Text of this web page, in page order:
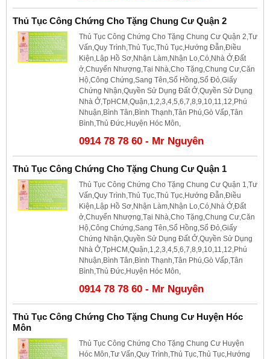
Thủ Tục Công Chứng Cho Tặng Chung Cư Quận 2
Thủ Tục Công Chứng Cho Tặng Chung Cư Quận 2,Tư
Vấn,Quy Trình,Thủ Tục,Thủ Tục,Hướng Đẫn,Điều
Kiện,Lập Hồ Sơ,Nhận Làm,Nhận Lo,Có,Nhà Ở,Đất
ở,Chuyển Nhượng,Tại Nhà,Cho Tặng,Chung Cư,Căn
Hộ,Công Chứng,Sang Tên,Sổ Hồng,Sổ Đỏ,Giấy
Chứng Nhận,Quyền Sử Dụng Đất Ở,Quyền Sử Dụng
Nhà Ở,TpHCM,Quận,1,2,3,4,5,6,7,8,9,10,11,12,Phú
Nhuận,Bình Tân,Bình Thạnh,Tân Phú,Gò Vấp,Tân
Bình,Thủ Đức,Huyện Hóc Môn,
0914 78 78 60 - Mr Nguyên
Thủ Tục Công Chứng Cho Tặng Chung Cư Quận 1
Thủ Tục Công Chứng Cho Tặng Chung Cư Quận 1,Tư
Vấn,Quy Trình,Thủ Tục,Thủ Tục,Hướng Đẫn,Điều
Kiện,Lập Hồ Sơ,Nhận Làm,Nhận Lo,Có,Nhà Ở,Đất
ở,Chuyển Nhượng,Tại Nhà,Cho Tặng,Chung Cư,Căn
Hộ,Công Chứng,Sang Tên,Sổ Hồng,Sổ Đỏ,Giấy
Chứng Nhận,Quyền Sử Dụng Đất Ở,Quyền Sử Dụng
Nhà Ở,TpHCM,Quận,1,2,3,4,5,6,7,8,9,10,11,12,Phú
Nhuận,Bình Tân,Bình Thạnh,Tân Phú,Gò Vấp,Tân
Bình,Thủ Đức,Huyện Hóc Môn,
0914 78 78 60 - Mr Nguyên
Thủ Tục Công Chứng Cho Tặng Chung Cư Huyện Hóc
Môn
Thủ Tục Công Chứng Cho Tặng Chung Cư Huyện
Hóc Môn,Tư Vấn,Quy Trình,Thủ Tục,Thủ Tục,Hướng